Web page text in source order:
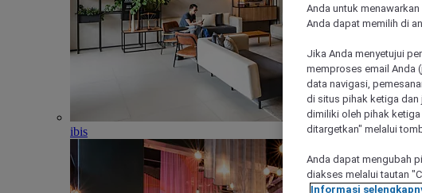
ibis
Anda untuk
Anda dapat memilih di
Jika Anda menyetujui
memproses email Anda
data navigasi,
di situs pihak ketiga dan
dimiliki oleh pihak
ditargetkan" melalui
Anda dapat mengubah
diakses melalui tautan
Informasi